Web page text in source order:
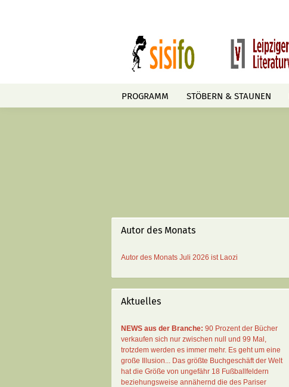
PROGRAMM STÖBERN & STAUNEN
Autor des Monats
Autor des Monats Juli 2026 ist Laozi
Aktuelles
NEWS aus der Branche: 90 Prozent der Bücher
verkaufen sich nur zwischen null und 99 Mal ,
trotzdem werden es immer mehr. Es geht um eine
große Illusion... Das größte Buchgeschäft der Welt
hat die Größe von ungefähr 18 Fußballfeldern
beziehungsweise annähernd die des Pariser